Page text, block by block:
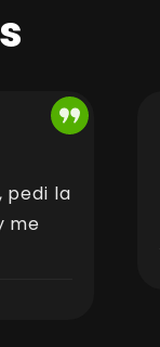
pedi la
me